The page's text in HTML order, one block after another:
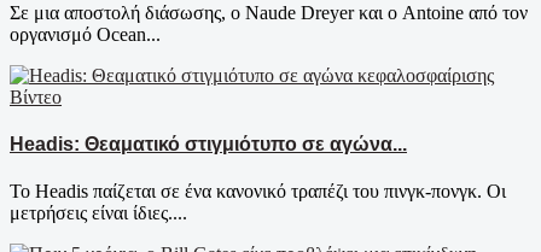
Σε μια αποστολή διάσωσης, ο Naude Dreyer και ο Antoine από τον
οργανισμό Ocean...
Βίντεο
Headis: Θεαματικό στιγμιότυπο σε αγώνα...
Το Headis παίζεται σε ένα κανονικό τραπέζι του πινγκ-πονγκ. Οι
μετρήσεις είναι ίδιες....